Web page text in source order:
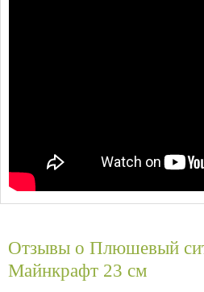
Отзывы о Плюшевый
Майнкрафт 23 см